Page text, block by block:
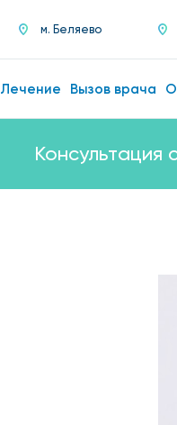
м. Беляево
Лечение Вызов врача
Консультация